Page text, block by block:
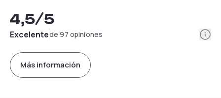
4,5/5
Excelentede 97 opiniones
Más información